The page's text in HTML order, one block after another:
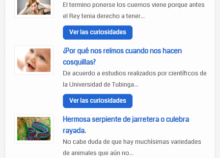
El termino ponerse los cuernos viene porque antes
el Rey tenia derecho a tener...
Ver las curiosidades
¿Por qué nos reímos cuando nos hacen
cosquillas?
De acuerdo a estudios realizados por científicos de
la Universidad de Tubinga...
Ver las curiosidades
Hermosa serpiente de jarretera o culebra
rayada.
No cabe duda de que hay muchísimas variedades
de animales que aún no...